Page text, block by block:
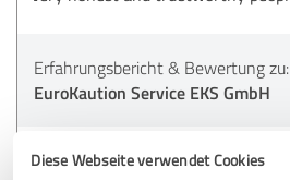
Diese Webseite verwendet Cookies
Erfahrungsbericht & Bewertung zu:
EuroKaution Service EKS GmbH